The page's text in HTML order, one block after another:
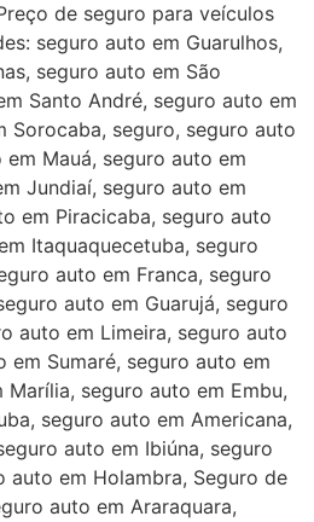
de seguro para veículos
seguro auto em Guarulhos,
seguro auto em São
Santo André, seguro auto em
Sorocaba, seguro, seguro auto
Mauá, seguro auto em
Jundiaí, seguro auto em
em Piracicaba, seguro auto
Itaquaquecetuba, seguro
auto em Franca, seguro
auto em Guarujá, seguro
auto em Limeira, seguro auto
em Sumaré, seguro auto em
Marília, seguro auto em Embu,
seguro auto em Americana,
auto em Ibiúna, seguro
auto em Holambra, Seguro de
auto em Araraquara,